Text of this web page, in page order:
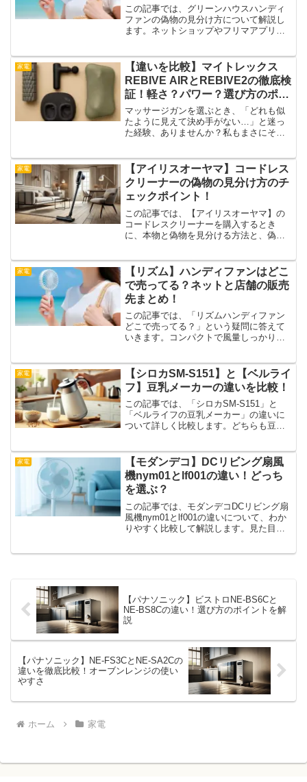
この記事では、グリーンハウスハンディ
ファンの偽物の見分け方について解説し
ます。ネットショップやフリマアプリで
ります。「見た目じゃわからない」「パ
ッケージも似ている」・・...
家電
【違いを比較】マイトレックス
REBIVE AIRとREBIVE2の徹底検
証！軽さ？パワー？選び方のポイ
ント
マッサージガンを選ぶとき、「どれも似
たように見えて決め手がない…」と迷っ
た経験、ありませんか？私もまさにその
ると種類が多すぎて、「結局どれがいい
の？」と手が止まってしま...
家電
【アイリスオーヤマ】コードレス
クリーナーの偽物の見分け方のチ
ェックポイント！
この記事では、【アイリスオーヤマ】の
コードレスクリーナーを購入するとき
に、本物と偽物を見分ける方法と、偽物
える中、本物そっくりな偽物も出回って
います。特に、アイリスオー...
家電
【リズム】ハンディファンはどこ
で売ってる？ネットと店舗の販売
先まとめ！
この記事では、「リズムハンディファン
どこで売ってる？」という疑問に答えて
いきます。コンパクトで風量しっかり、
どこに売っているのか迷ったことはあり
ませんか？ネット通販か...
家電
【シロカSM-S151】と【ベルライ
フ】豆乳メーカーの違いを比較！
この記事では、「シロカSM-S151」と
「ベルライフの豆乳メーカー」の違いに
ついて詳しく比較します。どちらも豆乳
があります。どんな人にどちらのモデル
が合っているのか、機...
家電
【モダンデコ】DCリビング扇風
機nym01とlf001の違い！どっち
を選ぶ？
この記事では、モダンデコDCリビング扇
風機nym01とlf001の違いについて、わか
りやすく比較して解説します。見た目は
【パナソニック】ビストロNE-BS6Cと
NE-BS8Cの違い！選び方のポイントを解
説
【パナソニック】NE-FS3CとNE-SA2Cの
違いを徹底比較！オーブンレンジの使い
やすさ
ホーム 家電